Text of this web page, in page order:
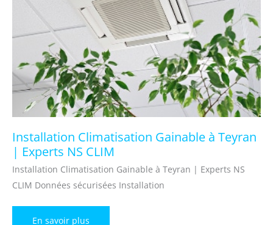
Installation Climatisation Gainable à Teyran
| Experts NS CLIM
Installation Climatisation Gainable à Teyran | Experts NS
CLIM Données sécurisées Installation
Installation
En savoir plus